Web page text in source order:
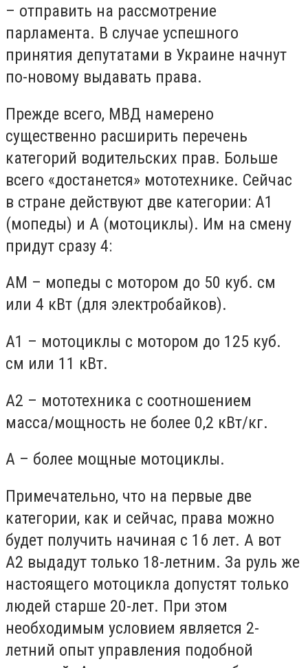
– отправить на рассмотрение
парламента. В случае успешного
принятия депутатами в Украине начнут
по-новому выдавать права.
Прежде всего, МВД намерено
существенно расширить перечень
категорий водительских прав. Больше
всего «достанется» мототехнике. Сейчас
в стране действуют две категории: А1
(мопеды) и А (мотоциклы). Им на смену
придут сразу 4:
АМ – мопеды с мотором до 50 куб. см
или 4 кВт (для электробайков).
А1 – мотоциклы с мотором до 125 куб.
см или 11 кВт.
А2 – мототехника с соотношением
масса/мощность не более 0,2 кВт/кг.
А – более мощные мотоциклы.
Примечательно, что на первые две
категории, как и сейчас, права можно
будет получить начиная с 16 лет. А вот
А2 выдадут только 18-летним. За руль же
настоящего мотоцикла допустят только
людей старше 20-лет. При этом
необходимым условием является 2-
летний опыт управления подобной